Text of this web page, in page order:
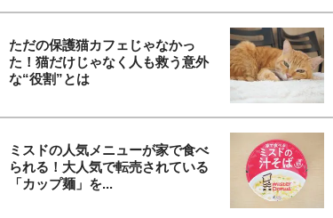
ただの保護猫カフェじゃなかっ
た！猫だけじゃなく人も救う意外
な“役割”とは
ミスドの人気メニューが家で食べ
られる！大人気で転売されている
「カップ麺」を...